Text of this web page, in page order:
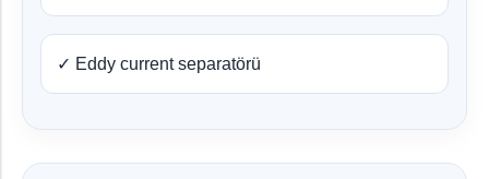
✓ Eddy current separatörü